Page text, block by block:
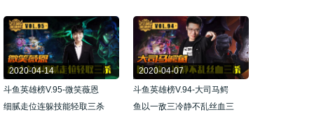
2020-04-14
斗鱼英雄榜V.95-微笑薇恩
细腻走位连躲技能轻取三杀
2020-04-07
斗鱼英雄榜V.94-大司马鳄
鱼以一敌三冷静不乱丝血三